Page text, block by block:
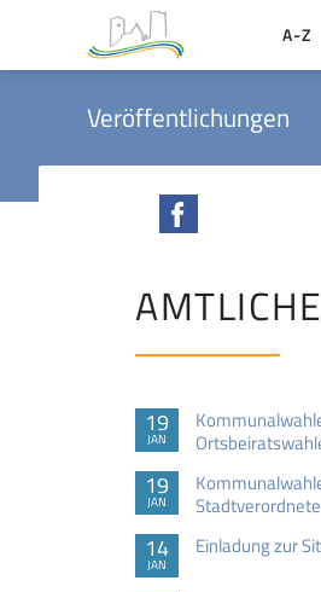
A-Z
Veröffentlichungen
19
JAN
19
JAN
14
JAN
Einladung zur